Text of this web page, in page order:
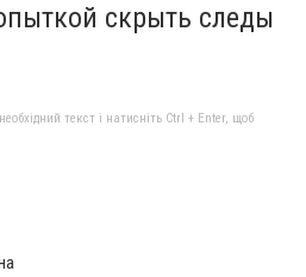
скрыть следы
текст і натисніть Ctrl + Enter, щоб